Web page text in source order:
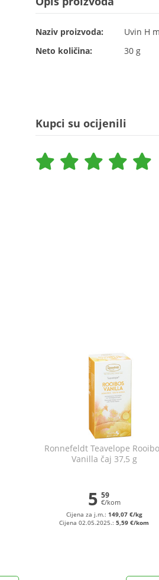
Naziv proizvoda:
Uvin H
Neto količina:
30 g
Kupci su ocijenili
Ronnefeldt Teavelope
Vanilla čaj 37,5 g
5 59
€/kom
Cijena za j.m.: 149,07 €/kg
Cijena 02.05.2025.:5,59 €/kom